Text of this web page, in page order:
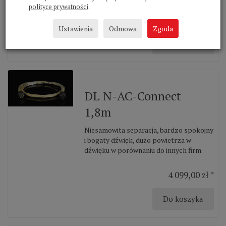
2 359,00 zł *
DL N-AC-Connect
1,8m
Niesamowita separacja, bardzo spokojny
i bogaty dźwięk, dużo powietrza w
dźwięku w porównaniu do innych firm.
4 099,00 zł *
Do koszyka
polityce prywatności.
Ustawienia Odmowa Zgoda